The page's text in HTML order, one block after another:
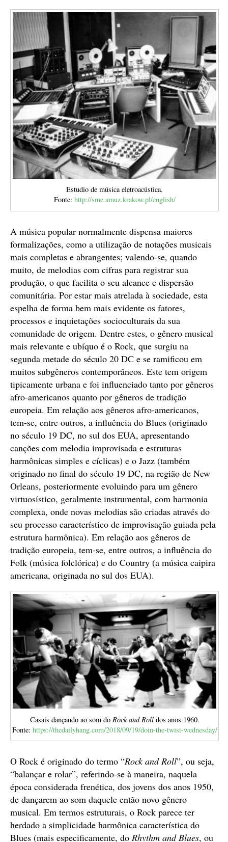
Estudio de música eletroacústica.
Fonte: http://sme.amuz.krakow.pl/english/
A música popular normalmente dispensa maiores
formalizações, como a utilização de notações musicais
mais completas e abrangentes; valendo-se, quando
muito, de melodias com cifras para registrar sua
produção, o que facilita o seu alcance e dispersão
comunitária. Por estar mais atrelada à sociedade, esta
espelha de forma bem mais evidente os fatores,
processos e inquietações socioculturais da sua
comunidade de origem. Dentre estes, o gênero musical
mais relevante e ubíquo é o Rock, que surgiu na
segunda metade do século 20 DC e se ramificou em
muitos subgêneros contemporâneos. Este tem origem
tipicamente urbana e foi influenciado tanto por gêneros
afro-americanos quanto por gêneros de tradição
europeia. Em relação aos gêneros afro-americanos,
tem-se, entre outros, a influência do Blues (originado
no século 19 DC, no sul dos EUA, apresentando
canções com melodia improvisada e estruturas
harmônicas simples e cíclicas) e o Jazz (também
originado no final do século 19 DC, na região de New
Orleans, posteriormente evoluindo para um gênero
virtuosístico, geralmente instrumental, com harmonia
complexa, onde novas melodias são criadas através do
seu processo característico de improvisação guiada pela
estrutura harmônica). Em relação aos gêneros de
tradição europeia, tem-se, entre outros, a influência do
Folk (música folclórica) e do Country (a música caipira
americana, originada no sul dos EUA).
Casais dançando ao som do Rock and Rolldos anos 1960.
Fonte: https://thedailyhang.com/2018/09/19/doin-the-twist-wednesday/
O Rock é originado do termo “Rock and Roll”, ou seja,
“balançar e rolar”, referindo-se à maneira, naquela
época considerada frenética, dos jovens dos anos 1950,
de dançarem ao som daquele então novo gênero
musical. Em termos estruturais, o Rock parece ter
herdado a simplicidade harmônica característica do
Blues (mais especificamente, do Rhythm and Blues, ou